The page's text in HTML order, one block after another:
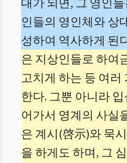
대가 되면, 그 영인
인들의 영인체와 상
성하여 역사하게 된
은 지상인들로 하여
고치게 하는 등 여러
한다. 그뿐 아니라
어가서 영계의 사실
은 계시(啓示)와 묵
을 하게도 하며, 그